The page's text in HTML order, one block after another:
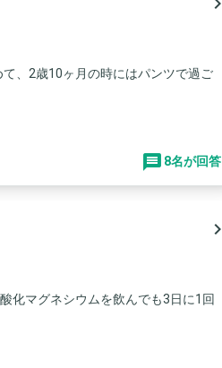
、2歳10ヶ月の時にはパンツで過ご
8名が回答
navigate_next
化マグネシウムを飲んでも3日に1回